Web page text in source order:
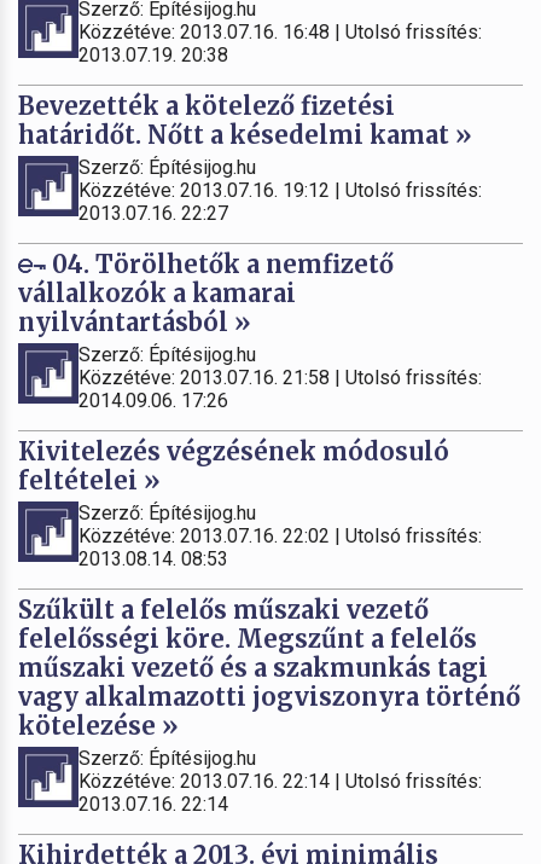
Szerző: Építésijog.hu
Közzétéve: 2013.07.16. 16:48 | Utolsó frissítés:
2013.07.19. 20:38
Bevezették a kötelező fizetési
határidőt. Nőtt a késedelmi kamat »
Szerző: Építésijog.hu
Közzétéve: 2013.07.16. 19:12 | Utolsó frissítés:
2013.07.16. 22:27
04. Törölhetők a nemfizető
vállalkozók a kamarai
nyilvántartásból »
Szerző: Építésijog.hu
Közzétéve: 2013.07.16. 21:58 | Utolsó frissítés:
2014.09.06. 17:26
Kivitelezés végzésének módosuló
feltételei »
Szerző: Építésijog.hu
Közzétéve: 2013.07.16. 22:02 | Utolsó frissítés:
2013.08.14. 08:53
Szűkült a felelős műszaki vezető
felelősségi köre. Megszűnt a felelős
műszaki vezető és a szakmunkás tagi
vagy alkalmazotti jogviszonyra történő
kötelezése »
Szerző: Építésijog.hu
Közzétéve: 2013.07.16. 22:14 | Utolsó frissítés:
2013.07.16. 22:14
Kihirdették a 2013. évi minimális